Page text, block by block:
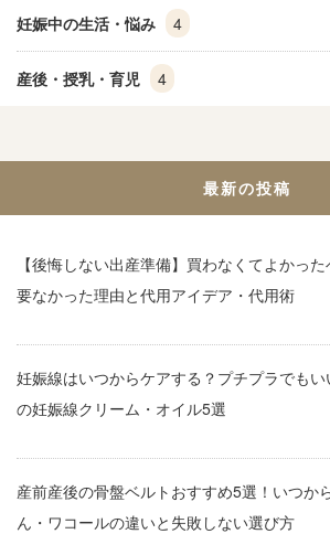
妊娠中の生活・悩み 4
産後・授乳・育児 4
最新の投稿
【後悔しない出産準備】買わなくてよかっ
要なかった理由と代用アイデア・代用術
妊娠線はいつからケアする？プチプラでも
の妊娠線クリーム・オイル5選
産前産後の骨盤ベルトおすすめ5選！いつか
ん・ワコールの違いと失敗しない選び方